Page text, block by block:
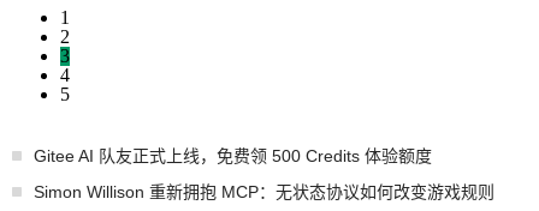
1
2
3
4
5
Gitee AI 队友正式上线，免费领 500 Credits 体验额度
Simon Willison 重新拥抱 MCP：无状态协议如何改变游戏规则